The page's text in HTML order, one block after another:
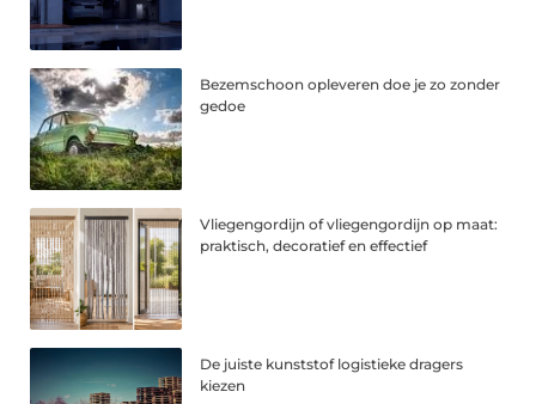
Bezemschoon opleveren doe je zo zonder
gedoe
Vliegengordijn of vliegengordijn op maat:
praktisch, decoratief en effectief
De juiste kunststof logistieke dragers
kiezen